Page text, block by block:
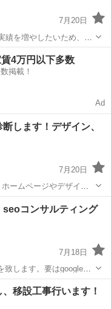
7月20日
ページ ・取材：制作にあたっ...
賃4万円以下多数
掲載！
Ad
します！デザイン、
7月20日
ームページやデザイン
す。 １度のコンサルで
ドバイスを受けられてお
seoコンサルティング
7月18日
致します。要はgoogleな
上有利になる可能性が
移設工事行います！